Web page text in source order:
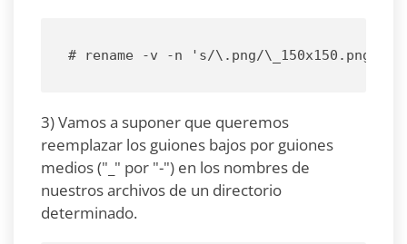
# rename -v -n 's/\.png/\_150x150.png/'
3) Vamos a suponer que queremos
reemplazar los guiones bajos por guiones
medios ("_" por "-") en los nombres de
nuestros archivos de un directorio
determinado.